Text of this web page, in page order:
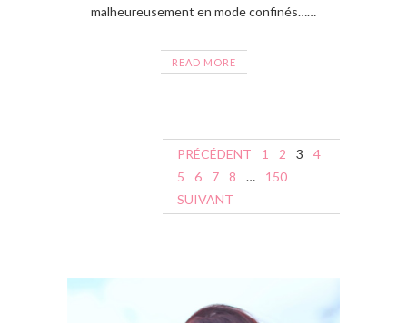
malheureusement en mode confinés……
READ MORE
g
PRÉCÉDENT 1 2 3
4
5
6 7 8 …
150
SUIVANT